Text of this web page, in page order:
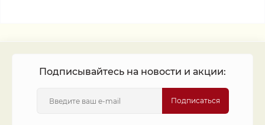
Подписывайтесь на новости и акции:
Подписаться